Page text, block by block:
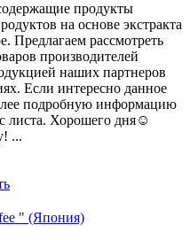
продукты
на основе экстракта
Предлагаем рассмотреть
производителей
наших партнеров
Если интересно данное
подробную информацию
листа. Хорошего дня☺️
...
" (Япония)